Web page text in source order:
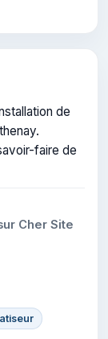
de
faire de
Cher Site